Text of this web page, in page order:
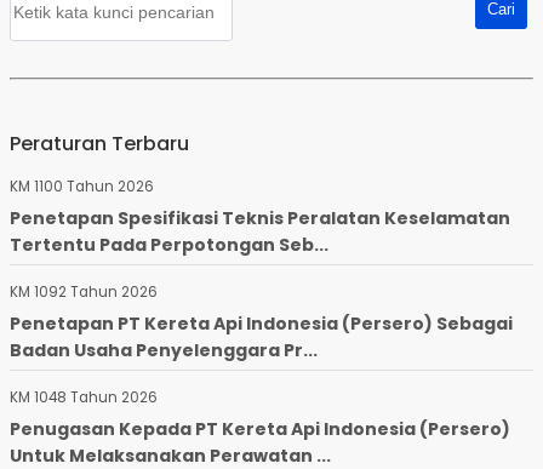
Peraturan Terbaru
KM 1100 Tahun 2026
Penetapan Spesifikasi Teknis Peralatan Keselamatan
Tertentu Pada Perpotongan Seb...
KM 1092 Tahun 2026
Penetapan PT Kereta Api Indonesia (Persero) Sebagai
Badan Usaha Penyelenggara Pr...
KM 1048 Tahun 2026
Penugasan Kepada PT Kereta Api Indonesia (Persero)
Untuk Melaksanakan Perawatan ...